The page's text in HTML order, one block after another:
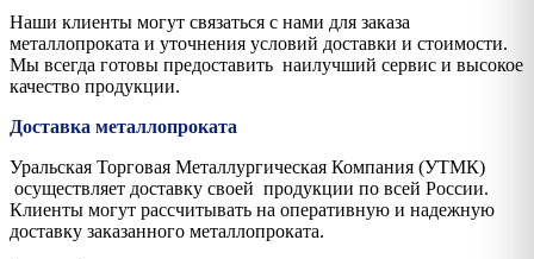
Наши клиенты могут связаться с нами для заказа
металлопроката и уточнения условий доставки и стоимости.
Мы всегда готовы предоставить наилучший сервис и высокое
качество продукции.
Доставка металлопроката
Уральская Торговая Металлургическая Компания (УТМК)
осуществляет доставку своей продукции по всей России.
Клиенты могут рассчитывать на оперативную и надежную
доставку заказанного металлопроката.